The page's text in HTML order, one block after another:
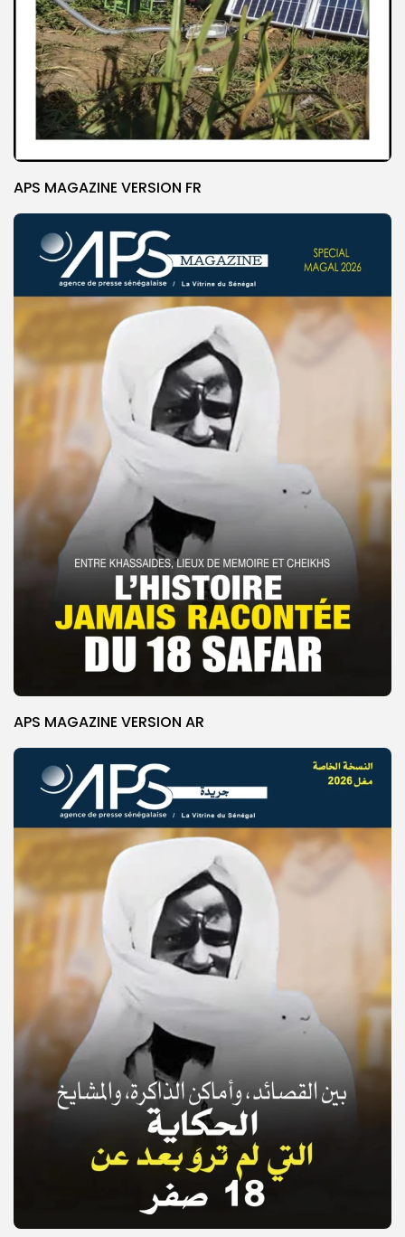
© Copyright 2025, APS
APS MAGAZINE VERSION FR
APS MAGAZINE VERSION AR